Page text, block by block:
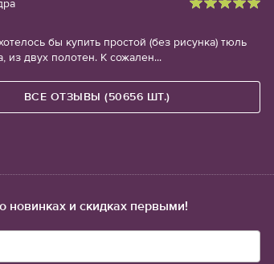
бы купить простой (без рисунка) тюль
из двух полотен. К сожален...
ВСЕ ОТЗЫВЫ (50656 ШТ.)
новинках и скидках первыми!